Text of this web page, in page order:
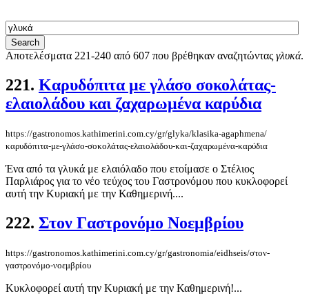
Αποτελέσματα 221-240 από 607 που βρέθηκαν αναζητώντας γλυκά.
221. Καρυδόπιτα με γλάσο σοκολάτας-
ελαιολάδου και ζαχαρωμένα καρύδια
https://gastronomos.kathimerini.com.cy/gr/glyka/klasika-agaphmena/
καρυδόπιτα-με-γλάσο-σοκολάτας-ελαιολάδου-και-ζαχαρωμένα-καρύδια
Ένα από τα γλυκά με ελαιόλαδο που ετοίμασε ο Στέλιος
Παρλιάρος για το νέο τεύχος του Γαστρονόμου που κυκλοφορεί
αυτή την Κυριακή με την Καθημερινή....
222. Στον Γαστρονόμο Νοεμβρίου
https://gastronomos.kathimerini.com.cy/gr/gastronomia/eidhseis/στον-
γαστρονόμο-νοεμβρίου
Κυκλοφορεί αυτή την Κυριακή με την Καθημερινή!...